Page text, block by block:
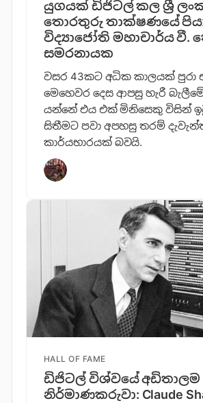
යුගයක් ඩිජිටල් කල ශ්‍රී
තොරතුරු තාක්ෂණයේ
විද්‍යාජෝති මහාචාර්ය වී.
සමරනායක
වසර 43කට අධික කාලයක් පුරා
මෙහෙවර දෙස ආපසු හැරී
යන්නේ එය එක් මිනිසෙකු විසින්
සිතීමට පවා අපහසු තරම්
කාර්යභාරයක් බවයි.
HALL OF FAME
ඩිජිටල් විශ්වයේ අඩිතාලම
නිර්මාණකරුවා: Claude